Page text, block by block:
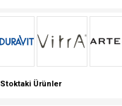
Stoktaki Ürünler